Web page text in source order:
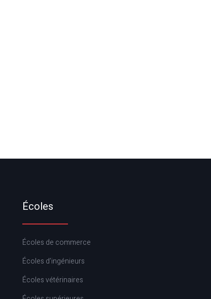
Écoles
Écoles de commerce
Écoles d’ingénieurs
Écoles vétérinaires